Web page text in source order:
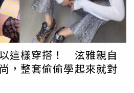
CHOW開頭的字母「G」大型
創意空間。（圖／品牌提供）（圖
宋芸樺穿著「MF by GRACE」短
及球鞋出席活動，潮味十足而不
則是穿著一身由極具話題的西裝
身，帥出新高度！現場更有反骨
樂、筱崎泫、程予希、Lolita、
這樣穿搭！ 泫雅親自
，整套偷偷學起來就對